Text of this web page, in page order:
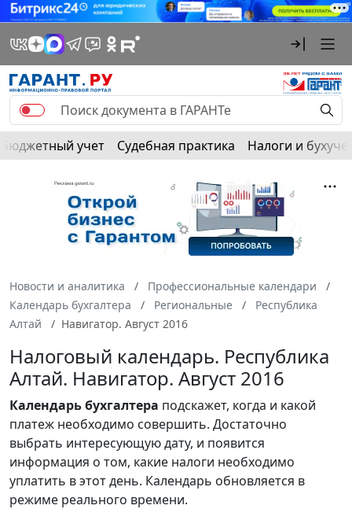
Бюджетный учет Судебная практика Налоги и
Новости и аналитика
Профессиональные календари
Календарь бухгалтера
Региональные
Республика
Алтай
Навигатор. Август 2016
Налоговый календарь. Республика
Алтай. Навигатор. Август 2016
Календарьбухгалтера подскажет, когда и какой
платеж необходимо совершить. Достаточно
выбрать интересующую дату, и появится
информация о том, какие налоги необходимо
уплатить в этот день. Календарь обновляется в
режиме реального времени.